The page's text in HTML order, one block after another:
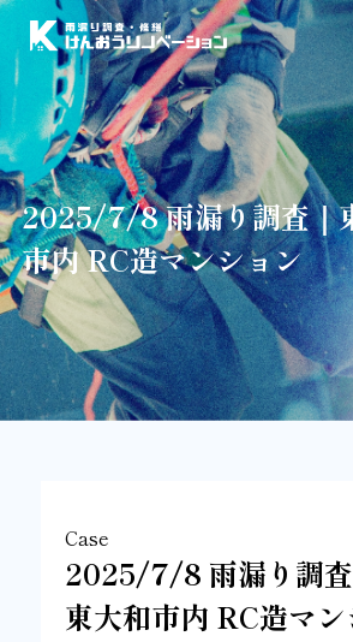
2025/7/8 雨漏り調査｜
市内 RC造マンション
Case
2025/7/8 雨漏り調
東大和市内 RC造マ